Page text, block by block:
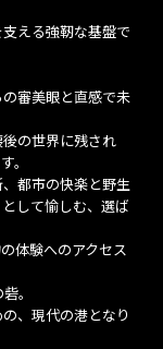
える強靭な基盤で
審美眼と直感で未
の世界に残され
。
都市の快楽と野生
として愉しむ、選ば
体験へのアクセス
。
、現代の港となり